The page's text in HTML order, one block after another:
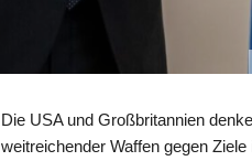
Die USA und Großbritannien
weitreichender Waffen gegen